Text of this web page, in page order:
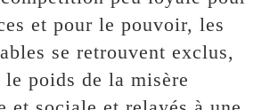
et pour le pouvoir, les
se retrouvent exclus,
le poids de la misère